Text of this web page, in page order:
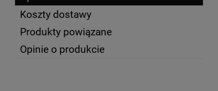
Koszty dostawy
Produkty powiązane
Opinie o produkcie